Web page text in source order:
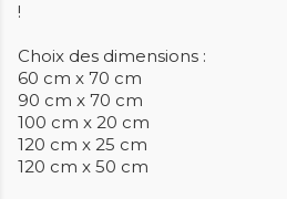
!
Choix des dimensions :
60 cm x 70 cm
90 cm x 70 cm
100 cm x 20 cm
120 cm x 25 cm
120 cm x 50 cm